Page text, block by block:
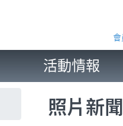
會
活動情報
照片新聞